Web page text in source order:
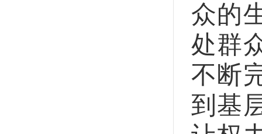
众的
处群
不断
到基